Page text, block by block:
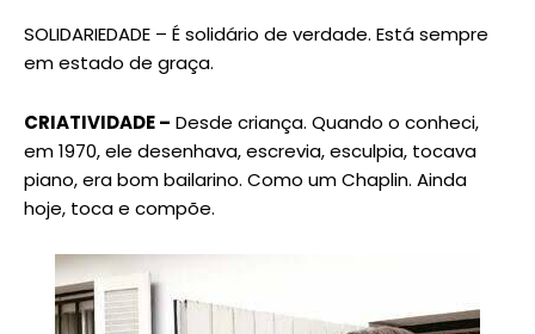
SOLIDARIEDADE – É solidário de verdade. Está sempre
em estado de graça.
CRIATIVIDADE – Desde criança. Quando o conheci,
em 1970, ele desenhava, escrevia, esculpia, tocava
piano, era bom bailarino. Como um Chaplin. Ainda
hoje, toca e compõe.